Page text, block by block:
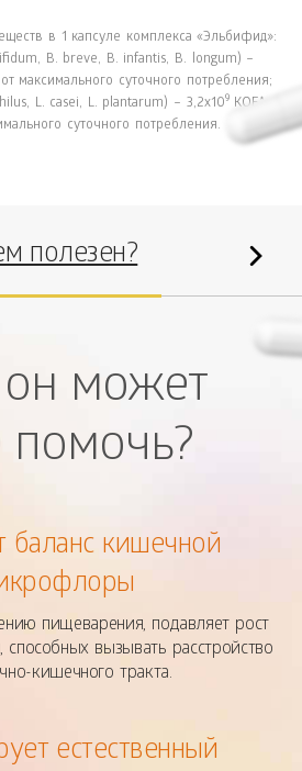
в 1 капсулe комплекса «Эльбифид»:
B. breve, B. infantis, B. longum) –
максимального суточного потребления;
L. casei, L. plantarum) – 3,2х109КОЕ*,
суточного потребления.
полезен?
может
баланс кишечной
пищеварения, подавляет рост
способных вызывать расстройство
кишечного тракта.
естественный